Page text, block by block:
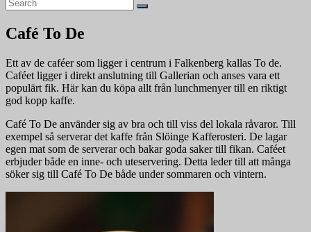
Café To De
Ett av de caféer som ligger i centrum i Falkenberg kallas To de.
Caféet ligger i direkt anslutning till Gallerian och anses vara ett
populärt fik. Här kan du köpa allt från lunchmenyer till en riktigt
god kopp kaffe.
Café To De använder sig av bra och till viss del lokala råvaror. Till
exempel så serverar det kaffe från Slöinge Kafferosteri. De lagar
egen mat som de serverar och bakar goda saker till fikan. Caféet
erbjuder både en inne- och uteservering. Detta leder till att många
söker sig till Café To De både under sommaren och vintern.